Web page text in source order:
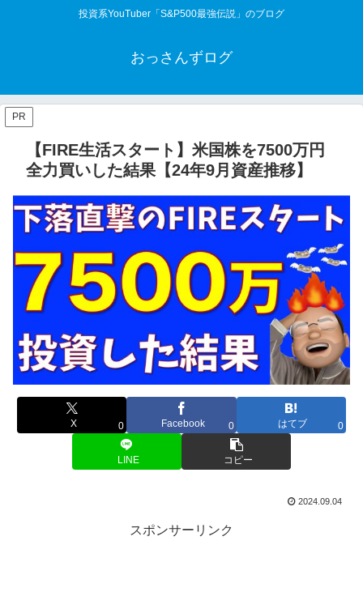
投資系YouTuber「S&P500最強伝説」のブログ
おっさんずログ
PR
【FIRE生活スタート】米国株を7500万円
全力買いした結果【24年9月資産推移】
X 0 Facebook 0 はてブ 0
LINE コピー
2024.09.04
スポンサーリンク